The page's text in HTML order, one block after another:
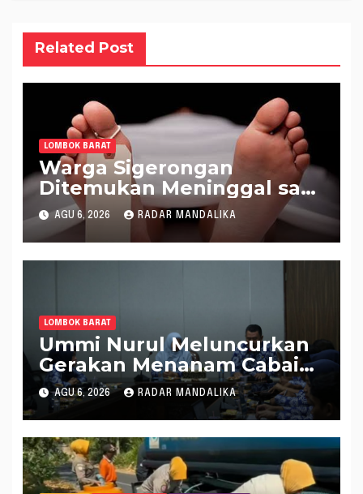
Related Post
LOMBOK BARAT
Warga Sigerongan
Ditemukan Meninggal saat
Setrum Ikan di Sungai
AGU 6, 2026 RADAR MANDALIKA
LOMBOK BARAT
Ummi Nurul Meluncurkan
Gerakan Menanam Cabai
Tangani Inflasi
AGU 6, 2026 RADAR MANDALIKA